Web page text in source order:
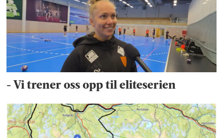
- Vi trener oss opp til eliteserien